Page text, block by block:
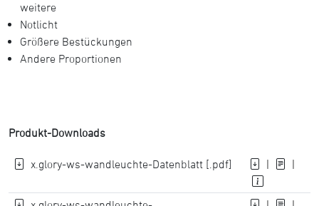
weitere
Notlicht
Größere Bestückungen
Andere Proportionen
Produkt-Downloads
x.glory-ws-wandleuchte-Datenblatt [.pdf] | |